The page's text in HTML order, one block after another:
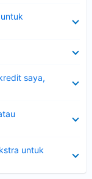
saya,
untuk